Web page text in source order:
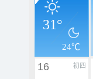
31°
24℃
初四
16